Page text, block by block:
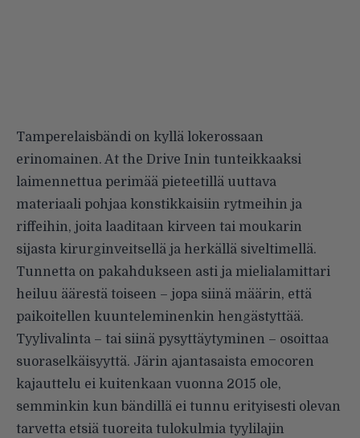
Tamperelaisbändi on kyllä lokerossaan
erinomainen. At the Drive Inin tunteikkaaksi
laimennettua perimää pieteetillä uuttava
materiaali pohjaa konstikkaisiin rytmeihin ja
riffeihin, joita laaditaan kirveen tai moukarin
sijasta kirurginveitsellä ja herkällä siveltimellä.
Tunnetta on pakahdukseen asti ja mielialamittari
heiluu äärestä toiseen – jopa siinä määrin, että
paikoitellen kuunteleminenkin hengästyttää.
Tyylivalinta – tai siinä pysyttäytyminen – osoittaa
suoraselkäisyyttä. Järin ajantasaista emocoren
kajauttelu ei kuitenkaan vuonna 2015 ole,
semminkin kun bändillä ei tunnu erityisesti olevan
tarvetta etsiä tuoreita tulokulmia tyylilajin